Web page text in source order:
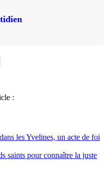
:
les Yvelines, un acte de foi
saints pour connaître la juste